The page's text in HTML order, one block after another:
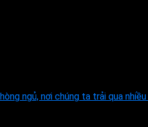
ngủ, nơi chúng ta trải qua nhiều